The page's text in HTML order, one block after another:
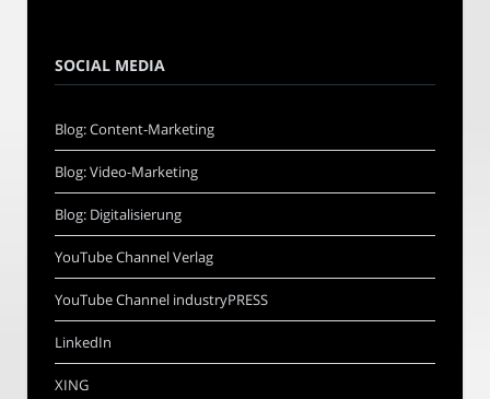
SOCIAL MEDIA
Blog: Content-Marketing
Blog: Video-Marketing
Blog: Digitalisierung
YouTube Channel Verlag
YouTube Channel industryPRESS
LinkedIn
XING